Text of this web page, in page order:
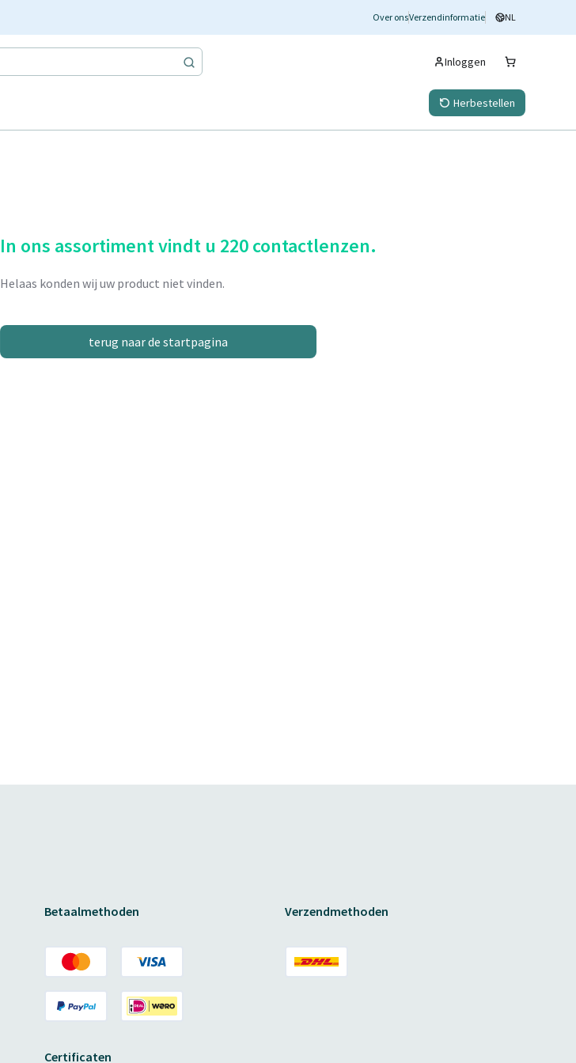
Over onsVerzendinformatie NL
Inloggen
Herbestellen
In ons assortiment vindt u 220 contactlenzen.
Helaas konden wij uw product niet vinden.
terug naar de startpagina
Betaalmethoden
Certificaten
Verzendmethoden